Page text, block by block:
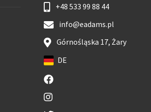
+48 533 99 88 44
info@eadams.pl
Górnośląska 17, Żary
DE